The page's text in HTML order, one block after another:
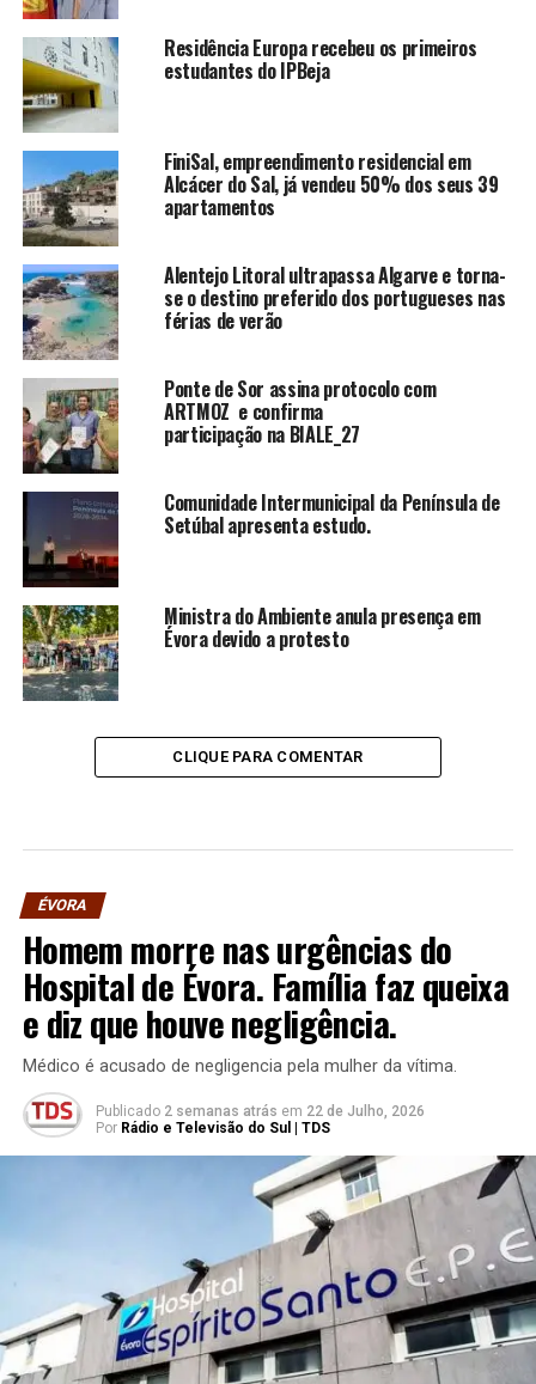
Residência Europa recebeu os primeiros
estudantes do IPBeja
FiniSal, empreendimento residencial em
Alcácer do Sal, já vendeu 50% dos seus 39
apartamentos
Alentejo Litoral ultrapassa Algarve e torna-
se o destino preferido dos portugueses nas
férias de verão
Ponte de Sor assina protocolo com
ARTMOZ e confirma
participação na BIALE_27
Comunidade Intermunicipal da Península de
Setúbal apresenta estudo.
Ministra do Ambiente anula presença em
Évora devido a protesto
CLIQUE PARA COMENTAR
ÉVORA
Homem morre nas urgências do
Hospital de Évora. Família faz queixa
e diz que houve negligência.
Médico é acusado de negligencia pela mulher da vítima.
Publicado 2 semanas atrás em 22 de Julho, 2026
Por Rádio e Televisão do Sul | TDS